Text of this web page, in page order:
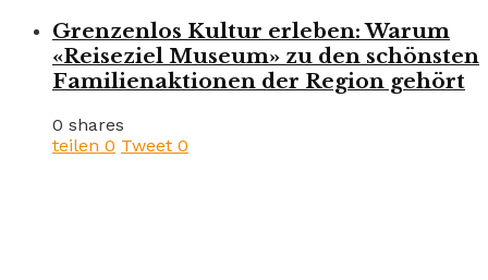
Grenzenlos Kultur erleben: Warum
«Reiseziel Museum» zu den schönsten
Familienaktionen der Region gehört
0 shares
teilen 0 Tweet 0